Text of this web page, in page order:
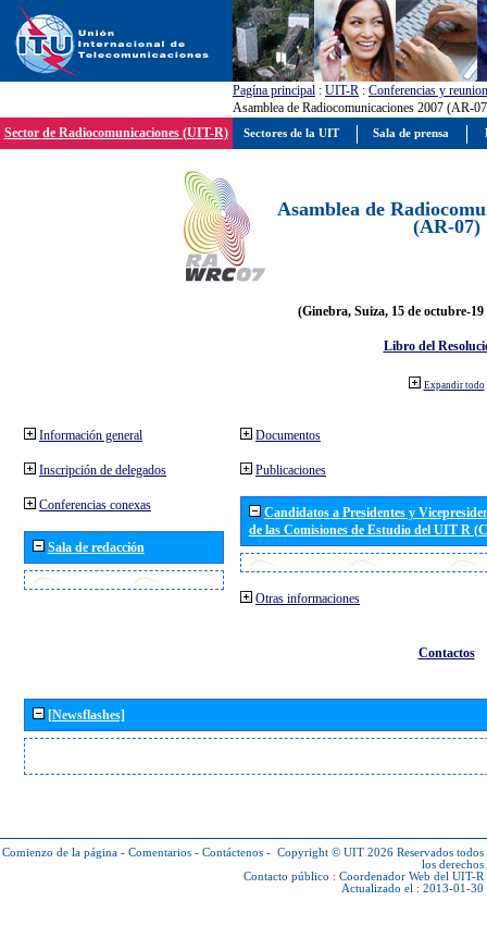
Pagína principal : UIT-R : Conferencias y
Asamblea de Radiocomunicaciones 2007 (AR-
Sector de Radiocomunicaciones (UIT-R)
Asamblea de
(AR-07)
(Ginebra, Suiza, 15 de octubre-19
Libro del
Expandir todo
Información general
Inscripción de delegados
Conferencias conexas
Sala de redacción
Documentos
Publicaciones
Candidatos a Presidentes y
de las Comisiones de Estudio del UIT R
Otras informaciones
Contactos
[Newsflashes]
Comienzo de la página - Comentarios - Contáctenos - Copyright © UIT 2026 Reservados todos
los derechos
Contacto público : Coordenador Web del UIT-R
Actualizado el : 2013-01-30
Sectores de la UIT Sala de prensa